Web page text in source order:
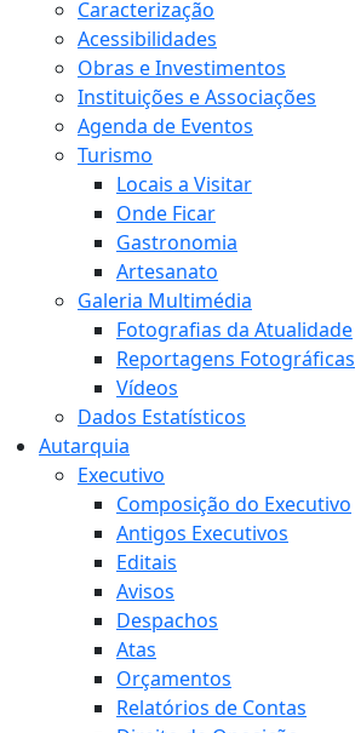
Caracterização
Acessibilidades
Obras e Investimentos
Instituições e Associações
Agenda de Eventos
Turismo
Locais a Visitar
Onde Ficar
Gastronomia
Artesanato
Galeria Multimédia
Fotografias da Atualidade
Reportagens Fotográficas
Vídeos
Dados Estatísticos
Autarquia
Executivo
Composição do Executivo
Antigos Executivos
Editais
Avisos
Despachos
Atas
Orçamentos
Relatórios de Contas